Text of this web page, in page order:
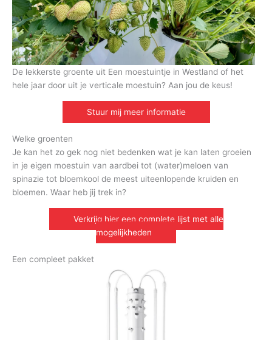
De lekkerste groente uit Een moestuintje in Westland of het
hele jaar door uit je verticale moestuin? Aan jou de keus!
Stuur mij meer informatie
Welke groenten
Je kan het zo gek nog niet bedenken wat je kan laten groeien
in je eigen moestuin van aardbei tot (water)meloen van
spinazie tot bloemkool de meest uiteenlopende kruiden en
bloemen. Waar heb jij trek in?
Verkrijg hier een complete lijst met alle
mogelijkheden
Een compleet pakket